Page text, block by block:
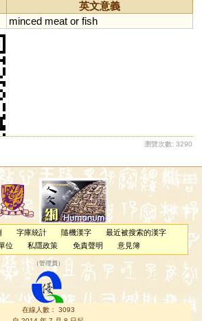
英文意義
minced meat or fish
瀏覽次數: 3290
字庫統計 隨機漢字
最近被搜索的漢字
位 私隱政策 免責聲明 意見簿
（管理員 ）
在線人數： 3093